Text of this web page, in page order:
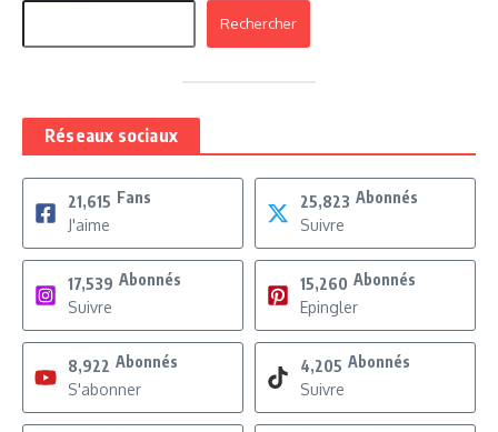
Rechercher
Réseaux sociaux
21,615 Fans
J'aime
25,823 Abonnés
Suivre
17,539 Abonnés
Suivre
15,260 Abonnés
Epingler
8,922 Abonnés
S'abonner
4,205 Abonnés
Suivre